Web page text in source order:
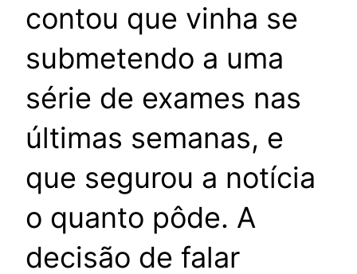
contou que vinha se
submetendo a uma
série de exames nas
últimas semanas, e
que segurou a notícia
o quanto pôde. A
decisão de falar